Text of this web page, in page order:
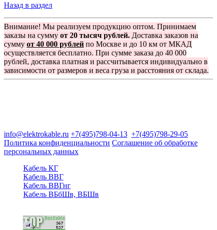
Назад в раздел
Внимание! Мы реализуем продукцию оптом. Принимаем
заказы на сумму от 20 тысяч рублей. Доставка заказов на
сумму от 40 000 рублей по Москве и до 10 км от МКАД
осуществляется бесплатно. При сумме заказа до 40 000
рублей, доставка платная и рассчитывается индивидуально в
зависимости от размеров и веса груза и расстояния от склада.
info@elektrokable.ru +7(495)798-04-13 +7(495)798-29-05
Политика конфиденциальности Соглашение об обработке
персональных данных
Кабель КГ
Кабель ВВГ
Кабель ВВГнг
Кабель ВБбШв, ВБШв